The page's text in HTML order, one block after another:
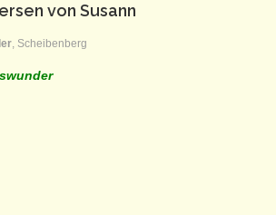
von Susann
, Scheibenberg